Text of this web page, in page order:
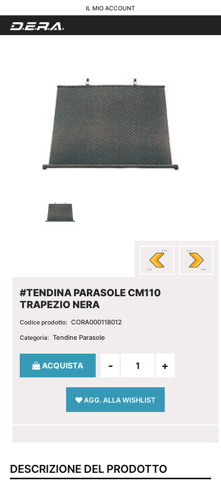
IL MIO ACCOUNT
#TENDINA PARASOLE CM110
TRAPEZIO NERA
Codice prodotto: CORA000118012
Categoria: Tendine Parasole
Quantità
ACQUISTA
AGG. ALLA WISHLIST
DESCRIZIONE DEL PRODOTTO